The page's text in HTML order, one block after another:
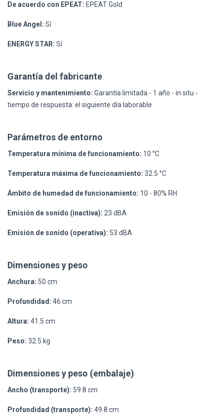
De acuerdo con EPEAT: EPEAT Gold
Blue Angel: Sí
ENERGY STAR: Sí
Garantía del fabricante
Servicio y mantenimiento: Garantía limitada - 1 año - in situ -
tiempo de respuesta: el siguiente día laborable
Parámetros de entorno
Temperatura mínima de funcionamiento: 10 °C
Temperatura máxima de funcionamiento: 32.5 °C
Ámbito de humedad de funcionamiento: 10 - 80% RH
Emisión de sonido (inactiva): 23 dBA
Emisión de sonido (operativa): 53 dBA
Dimensiones y peso
Anchura: 50 cm
Profundidad: 46 cm
Altura: 41.5 cm
Peso: 32.5 kg
Dimensiones y peso (embalaje)
Ancho (transporte): 59.8 cm
Profundidad (transporte): 49.8 cm